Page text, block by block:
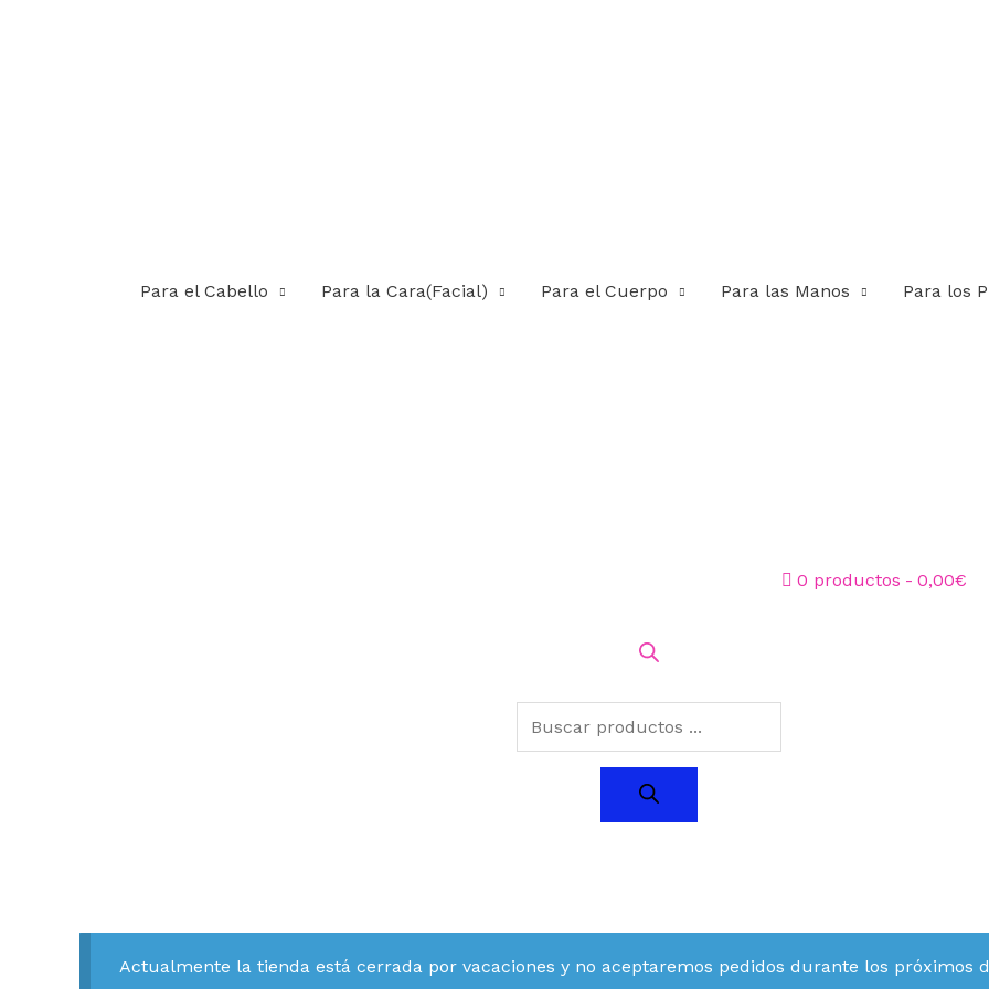
Para el Cabello Para la Cara(Facial) Para el Cuerpo Para las Manos Para los
0 productos 0,00€
Actualmente la tienda está cerrada por vacaciones y no aceptaremos pedidos durante los próximos